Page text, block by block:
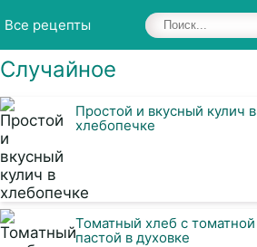
Все рецепты
Случайное
Простой и вкусный кулич в
хлебопечке
Томатный хлеб с томатной
пастой в духовке